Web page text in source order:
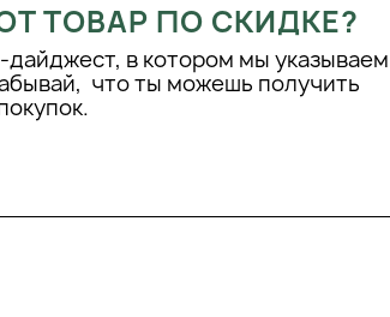
ТОВАР ПО СКИДКЕ?
в котором мы
что ты можешь получить